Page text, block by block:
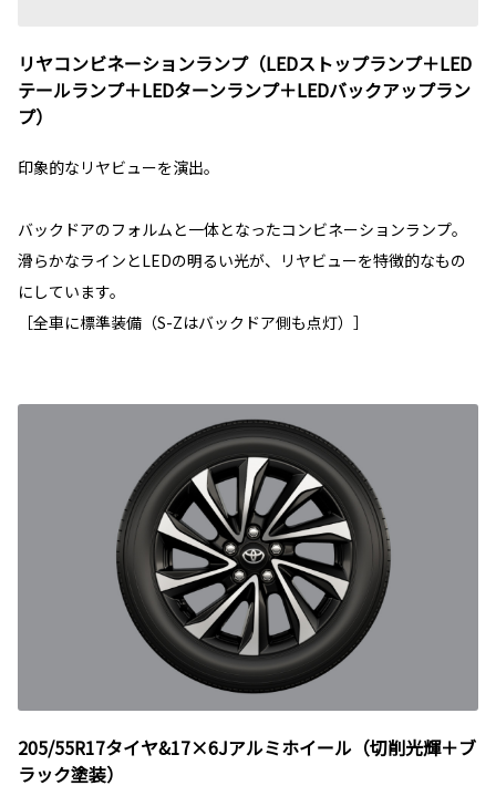
リヤコンビネーションランプ（LEDストップランプ＋LED
テールランプ＋LEDターンランプ＋LEDバックアップラン
プ）
印象的なリヤビューを演出。
バックドアのフォルムと一体となったコンビネーションランプ。
滑らかなラインとLEDの明るい光が、リヤビューを特徴的なもの
にしています。
［全車に標準装備（S-Zはバックドア側も点灯）］
205/55R17タイヤ&17×6Jアルミホイール（切削光輝＋ブ
ラック塗装）